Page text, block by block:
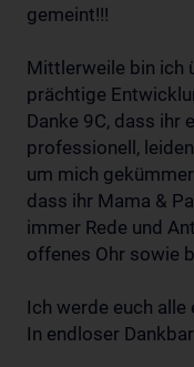
gemeint!!!
Mittlerweile bin ich
prächtige
Danke 9C, dass ihr
professionell,
um mich
dass ihr Mama &
immer Rede und
offenes Ohr sowie
Ich werde euch alle
In endloser